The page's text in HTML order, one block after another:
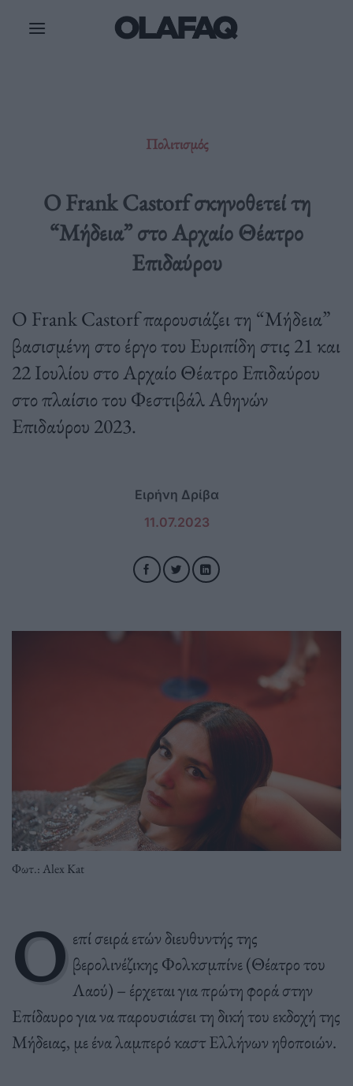
Πολιτισμός
Ο Frank Castorf σκηνοθετεί τη
“Μήδεια” στο Αρχαίο Θέατρο
Επιδαύρου
O Frank Castorf παρουσιάζει τη “Μήδεια”
βασισμένη στο έργο του Ευριπίδη στις 21 και
22 Ιουλίου στο Αρχαίο Θέατρο Επιδαύρου
στο πλαίσιο του Φεστιβάλ Αθηνών
Επιδαύρου 2023.
Ειρήνη Δρίβα
11.07.2023
Φωτ.: Alex Kat
Ο επί σειρά ετών διευθυντής της
βερολινέζικης Φολκσμπίνε (Θέατρο του
Λαού) – έρχεται για πρώτη φορά στην
Επίδαυρο για να παρουσιάσει τη δική του εκδοχή της
Μήδειας, με ένα λαμπερό καστ Ελλήνων ηθοποιών.